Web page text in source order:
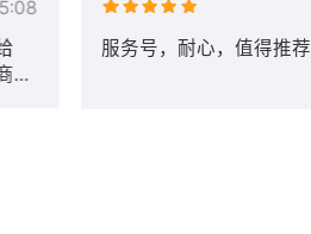
服务号，耐心，值得推荐